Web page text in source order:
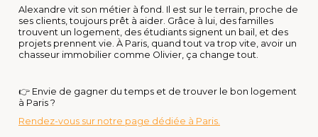
Alexandre vit son métier à fond. Il est sur le terrain, proche de
ses clients, toujours prêt à aider. Grâce à lui, des familles
trouvent un logement, des étudiants signent un bail, et des
projets prennent vie. À Paris, quand tout va trop vite, avoir un
chasseur immobilier comme Olivier, ça change tout.
👉 Envie de gagner du temps et de trouver le bon logement
à Paris ?
Rendez-vous sur notre page dédiée à Paris.